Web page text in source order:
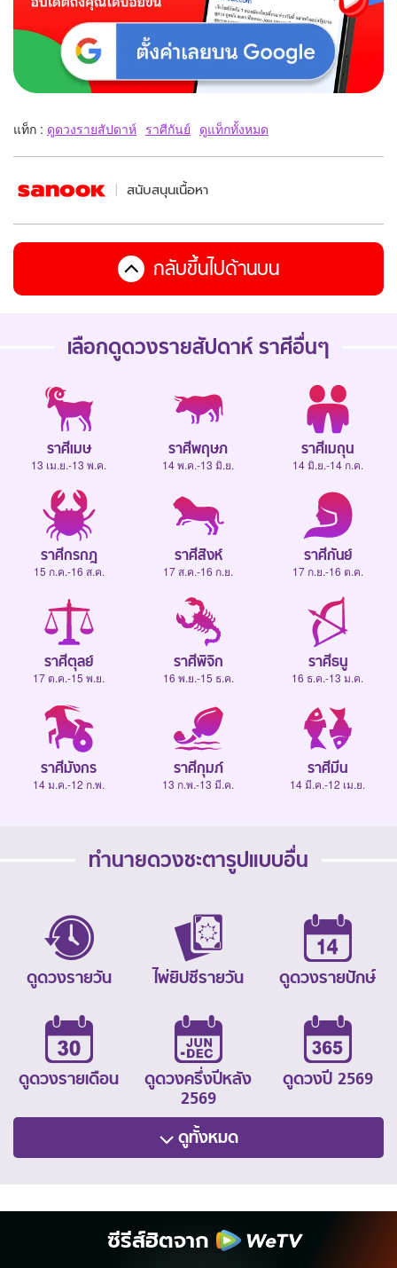
แท็ก : ดูดวงรายสัปดาห์ ราศีกันย์ ดูแท็กทั้งหมด
สนับสนุนเนื้อหา
กลับขึ้นไปด้านบน
เลือกดูดวงรายสัปดาห์ ราศีอื่นๆ
ราศีเมษ
13 เม.ย.-13 พ.ค.
ราศีพฤษภ
14 พ.ค.-13 มิ.ย.
ราศีเมถุน
14 มิ.ย.-14 ก.ค.
ราศีกรกฎ
15 ก.ค.-16 ส.ค.
ราศีสิงห์
17 ส.ค.-16 ก.ย.
ราศีกันย์
17 ก.ย.-16 ต.ค.
ราศีตุลย์
17 ต.ค.-15 พ.ย.
ราศีพิจิก
16 พ.ย.-15 ธ.ค.
ราศีธนู
16 ธ.ค.-13 ม.ค.
ราศีมังกร
14 ม.ค.-12 ก.พ.
ราศีกุมภ์
13 ก.พ.-13 มี.ค.
ราศีมีน
14 มี.ค.-12 เม.ย.
ทำนายดวงชะตารูปแบบอื่น
ดูดวงรายวัน ไพ่ยิปซีรายวัน ดูดวงรายปักษ์
ดูดวงรายเดือน
ดูดวงครึ่งปีหลัง
2569
ดูดวงปี 2569
ดูทั้งหมด
ซีรีส์ฮิตจาก